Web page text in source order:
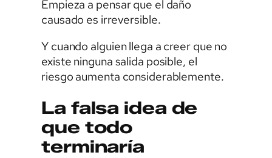
Empieza a pensar que el daño
causado es irreversible.
Y cuando alguien llega a creer que no
existe ninguna salida posible, el
riesgo aumenta considerablemente.
La falsa idea de
que todo
terminaría